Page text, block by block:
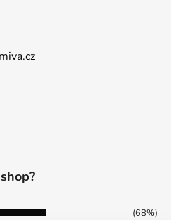
(68%)